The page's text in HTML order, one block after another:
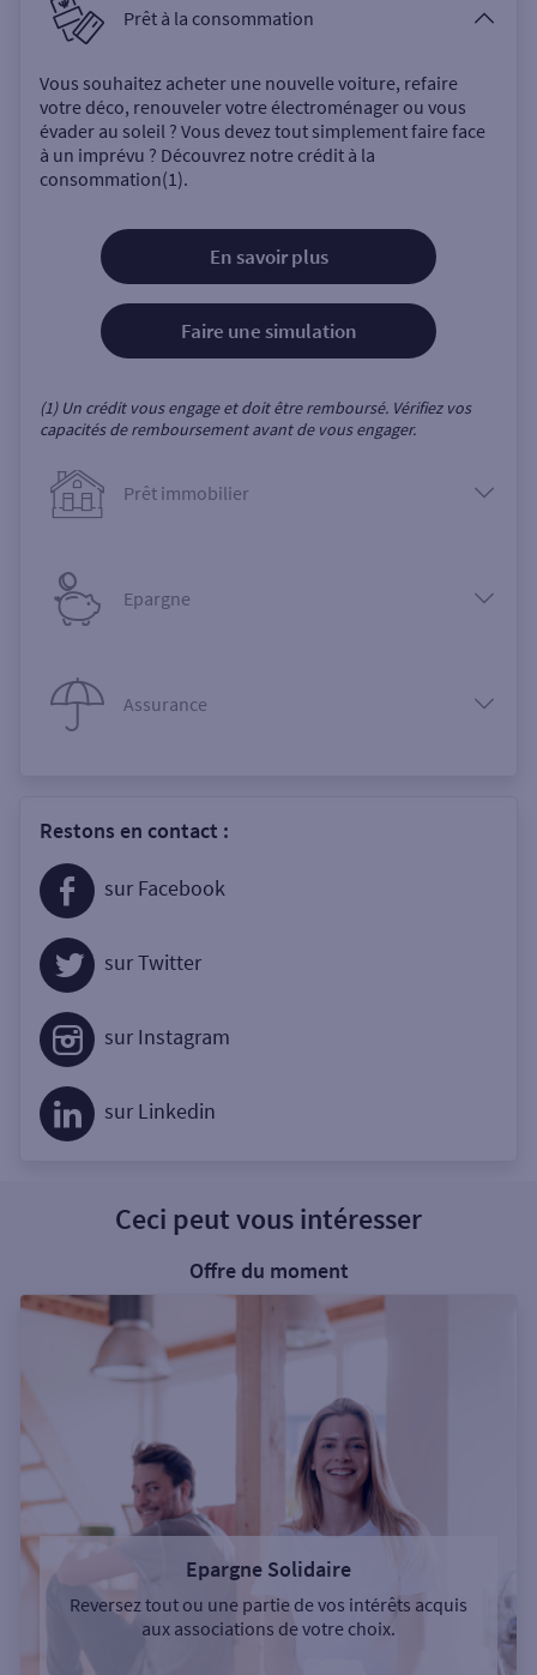
Prêt à la consommation
Vous souhaitez acheter une nouvelle voiture, refaire
votre déco, renouveler votre électroménager ou vous
évader au soleil ? Vous devez tout simplement faire face
à un imprévu ? Découvrez notre crédit à la
consommation(1).
En savoir plus
Faire une simulation
(1) Un crédit vous engage et doit être remboursé. Vérifiez vos
capacités de remboursement avant de vous engager.
Prêt immobilier
Epargne
Assurance
Restons en contact :
sur Facebook
sur Twitter
sur Instagram
sur Linkedin
Ceci peut vous intéresser
Offre du moment
Epargne Solidaire
Reversez tout ou une partie de vos intérêts acquis
aux associations de votre choix.